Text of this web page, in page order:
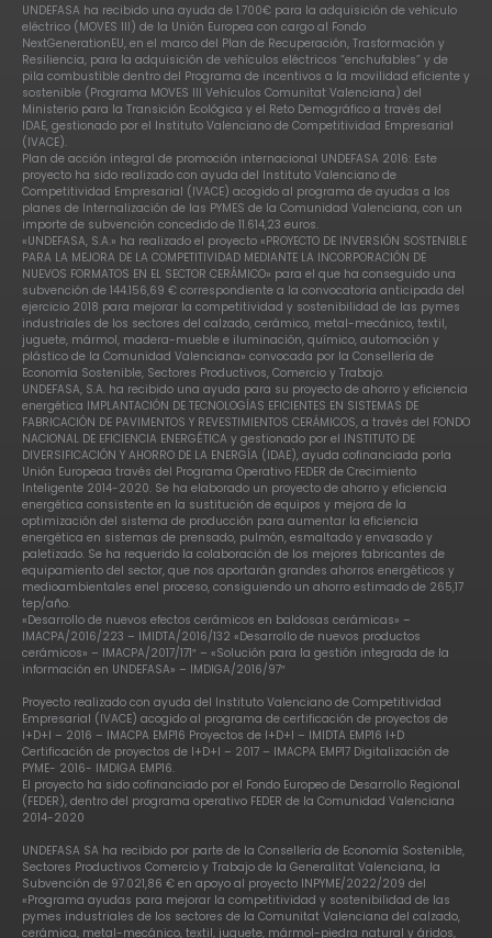
UNDEFASA ha recibido una ayuda de 1.700€ para la adquisición de vehículo
eléctrico (MOVES III) de la Unión Europea con cargo al Fondo
NextGenerationEU, en el marco del Plan de Recuperación, Trasformación y
Resiliencia, para la adquisición de vehículos eléctricos “enchufables” y de
pila combustible dentro del Programa de incentivos a la movilidad eficiente y
sostenible (Programa MOVES III Vehículos Comunitat Valenciana) del
Ministerio para la Transición Ecológica y el Reto Demográfico a través del
IDAE, gestionado por el Instituto Valenciano de Competitividad Empresarial
(IVACE).
Plan de acción integral de promoción internacional UNDEFASA 2016: Este
proyecto ha sido realizado con ayuda del Instituto Valenciano de
Competitividad Empresarial (IVACE) acogido al programa de ayudas a los
planes de Internalización de las PYMES de la Comunidad Valenciana, con un
importe de subvención concedido de 11.614,23 euros.
«UNDEFASA, S.A.» ha realizado el proyecto «PROYECTO DE INVERSIÓN SOSTENIBLE
PARA LA MEJORA DE LA COMPETITIVIDAD MEDIANTE LA INCORPORACIÓN DE
NUEVOS FORMATOS EN EL SECTOR CERÁMICO» para el que ha conseguido una
subvención de 144.156,69 € correspondiente a la convocatoria anticipada del
ejercicio 2018 para mejorar la competitividad y sostenibilidad de las pymes
industriales de los sectores del calzado, cerámico, metal-mecánico, textil,
juguete, mármol, madera-mueble e iluminación, químico, automoción y
plástico de la Comunidad Valenciana» convocada por la Consellería de
Economía Sostenible, Sectores Productivos, Comercio y Trabajo.
UNDEFASA, S.A. ha recibido una ayuda para su proyecto de ahorro y eficiencia
energética IMPLANTACIÓN DE TECNOLOGÍAS EFICIENTES EN SISTEMAS DE
FABRICACIÓN DE PAVIMENTOS Y REVESTIMIENTOS CERÁMICOS, a través del FONDO
NACIONAL DE EFICIENCIA ENERGÉTICA y gestionado por el INSTITUTO DE
DIVERSIFICACIÓN Y AHORRO DE LA ENERGÍA (IDAE), ayuda cofinanciada porla
Unión Europeaa través del Programa Operativo FEDER de Crecimiento
Inteligente 2014-2020. Se ha elaborado un proyecto de ahorro y eficiencia
energética consistente en la sustitución de equipos y mejora de la
optimización del sistema de producción para aumentar la eficiencia
energética en sistemas de prensado, pulmón, esmaltado y envasado y
paletizado. Se ha requerido la colaboración de los mejores fabricantes de
equipamiento del sector, que nos aportarán grandes ahorros energéticos y
medioambientales enel proceso, consiguiendo un ahorro estimado de 265,17
tep/año.
«Desarrollo de nuevos efectos cerámicos en baldosas cerámicas» –
IMACPA/2016/223 – IMIDTA/2016/132 «Desarrollo de nuevos productos
cerámicos» – IMACPA/2017/171″ – «Solución para la gestión integrada de la
información en UNDEFASA» – IMDIGA/2016/97″
Proyecto realizado con ayuda del Instituto Valenciano de Competitividad
Empresarial (IVACE) acogido al programa de certificación de proyectos de
I+D+I – 2016 – IMACPA EMP16 Proyectos de I+D+I – IMIDTA EMP16 I+D
Certificación de proyectos de I+D+I – 2017 – IMACPA EMP17 Digitalización de
PYME- 2016- IMDIGA EMP16.
El proyecto ha sido cofinanciado por el Fondo Europeo de Desarrollo Regional
(FEDER), dentro del programa operativo FEDER de la Comunidad Valenciana
2014-2020
UNDEFASA SA ha recibido por parte de la Consellería de Economía Sostenible,
Sectores Productivos Comercio y Trabajo de la Generalitat Valenciana, la
Subvención de 97.021,86 € en apoyo al proyecto INPYME/2022/209 del
«Programa ayudas para mejorar la competitividad y sostenibilidad de las
pymes industriales de los sectores de la Comunitat Valenciana del calzado,
cerámica, metal-mecánico, textil, juguete, mármol-piedra natural y áridos,